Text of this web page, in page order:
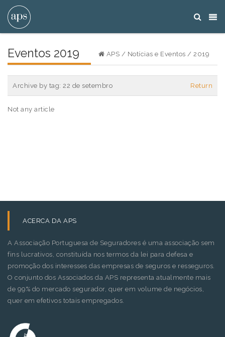
Eventos 2019 APS / Notícias e Eventos / 2019
Archive by tag: 22 de setembro Return
Not any article
ACERCA DA APS
A Associação Portuguesa de Seguradores é uma associação sem
fins lucrativos, constituída nos termos da lei para defesa e
promoção dos interesses das empresas de seguros e resseguros.
O conjunto dos Associados da APS representa atualmente mais
de 99% do mercado segurador, quer em volume de negócios,
quer em efetivos totais empregados.